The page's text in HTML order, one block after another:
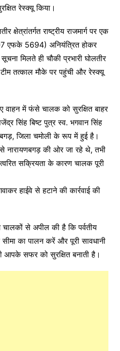
रेस्क्यू किया।
क्षेत्रांतर्गत राष्ट्रीय राजमार्ग पर एक
एफके 5694) अनियंत्रित होकर
मिलते ही चौकी प्रभारी घोलतीर
तत्काल मौके पर पहुंची और रेस्क्यू
वाहन में फंसे चालक को सुरक्षित बाहर
सिंह बिष्ट पुत्र स्व. भगवान सिंह
जिला चमोली के रूप में हुई है।
नारायणबगड़ की ओर जा रहे थे, तभी
सक्रियता के कारण चालक पूरी
हाईवे से हटाने की कार्रवाई की
से अपील की है कि पर्वतीय
सीमा का पालन करें और पूरी सावधानी
आपके सफर को सुरक्षित बनाती है।